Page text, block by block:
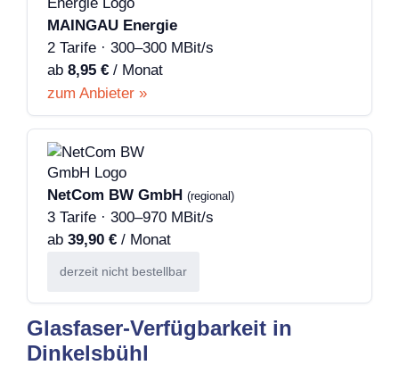
MAINGAU Energie
2 Tarife · 300–300 MBit/s
ab 8,95 € / Monat
zum Anbieter »
NetCom BW GmbH (regional)
3 Tarife · 300–970 MBit/s
ab 39,90 € / Monat
derzeit nicht bestellbar
Glasfaser-Verfügbarkeit in
Dinkelsbühl